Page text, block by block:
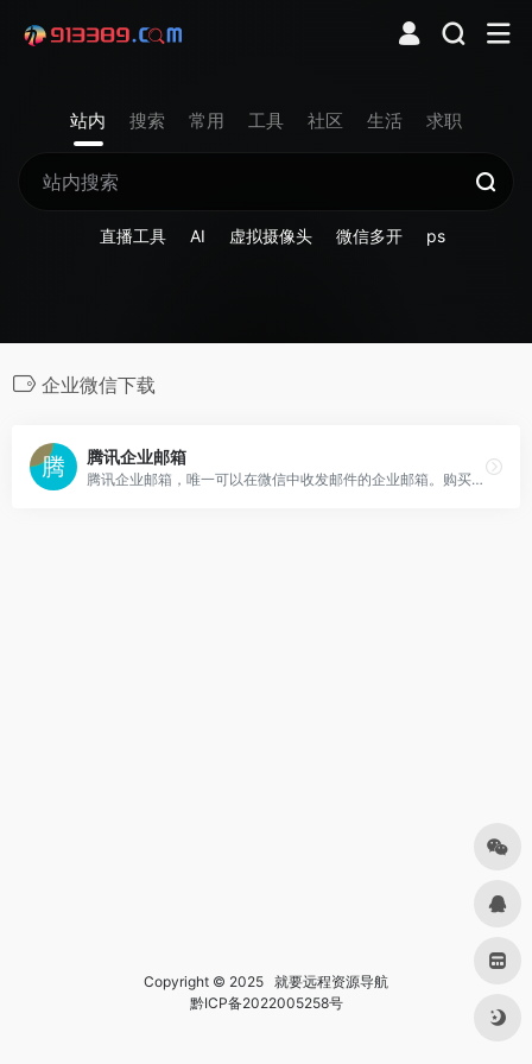
站内 搜索 常用 工具 社区 生活 求职
直播工具 AI 虚拟摄像头 微信多开 ps
企业微信下载
腾讯企业邮箱
腾讯企业邮箱，唯一可以在微信中收发邮件的企业邮箱。购买收费版企业邮箱，免费赠送域名。每账号每年100元起，多重优惠折扣，企业邮箱限时免费试用中。
Copyright © 2025 就要远程资源导航
黔ICP备2022005258号